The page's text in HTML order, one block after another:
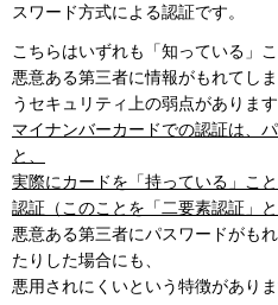
スワード方式による認証です。
こちらはいずれも「知っている」
悪意ある第三者に情報がもれてし
うセキュリティ上の弱点があります
マイナンバーカードでの認証は、
と、
実際にカードを「持っている」こ
認証（このことを「二要素認証」と
悪意ある第三者にパスワードがも
たりした場合にも、
悪用されにくいという特徴がありま